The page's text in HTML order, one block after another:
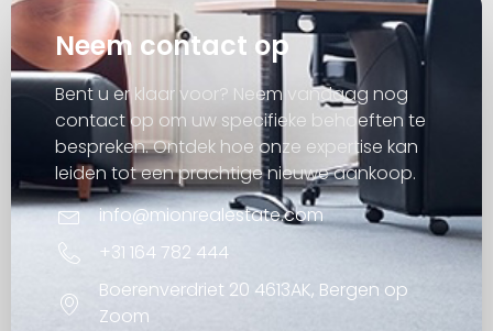
Neem contact op
Bent u er klaar voor? Neem vandaag nog
contact op om uw specifieke behoeften te
bespreken. Ontdek hoe onze expertise kan
leiden tot een prachtige nieuwe aankoop.
info@mionrealestate.com
+31 164 782 444
Boerenverdriet 20 4613AK, Bergen op
Zoom